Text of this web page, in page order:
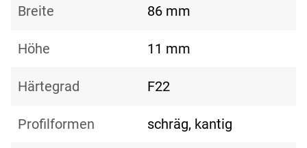
Breite 86 mm
Höhe 11 mm
Härtegrad F22
Profilformen schräg, kantig